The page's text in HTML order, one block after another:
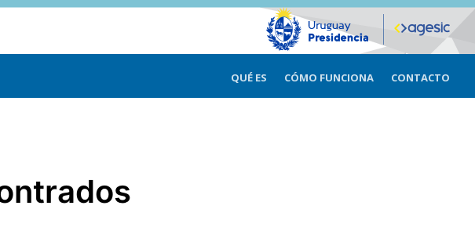
QUÉ ES CÓMO FUNCIONA CONTACTO